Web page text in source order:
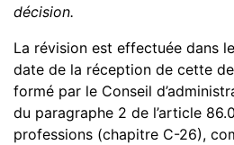
décision.
La révision est effectuée dans
date de la réception de cette
formé par le Conseil
du paragraphe 2 de l’article
professions (chapitre C-26),